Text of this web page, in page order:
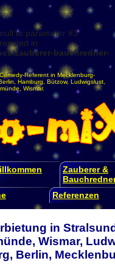
to parameter #3
in
zauberer-bauchredner-
Comedy-Referent in Mecklenburg-
Hamburg Bützow, Ludwigslust
Wismar.
Zauberer &
Referenzen
in
Wismar,
Berlin,